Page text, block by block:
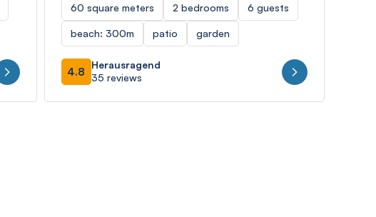
60 square meters 2 bedrooms 6 guests
beach: 300m patio garden
4.8
Herausragend
35 reviews